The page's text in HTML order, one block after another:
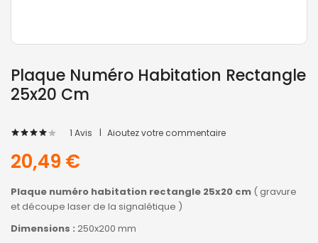
Plaque Numéro Habitation Rectangle
25x20 Cm
1 Avis Ajoutez votre commentaire
20,49 €
Plaque numéro habitation rectangle 25x20 cm ( gravure
et découpe laser de la signalétique )
Dimensions : 250x200 mm